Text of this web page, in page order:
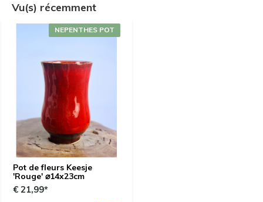
Vu(s) récemment
Pot de fleurs Keesje
'Rouge' ⌀14x23cm
NEPENTHES POT
€ 21,99*